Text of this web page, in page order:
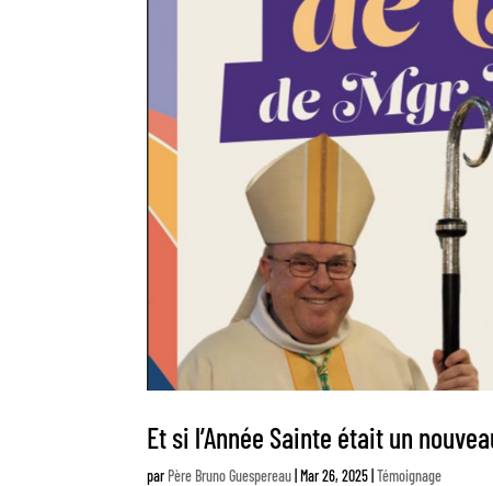
Et si l’Année Sainte était un
par Père Bruno Guespereau |Mar 26, 2025 |Témoignage